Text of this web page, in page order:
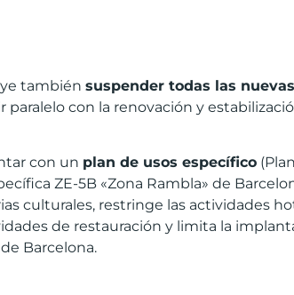
también suspender todas las
con la renovación y
con un plan de usos específico
ZE-5B «Zona Rambla» de
culturales, restringe las actividades
de restauración y limita la
Barcelona.